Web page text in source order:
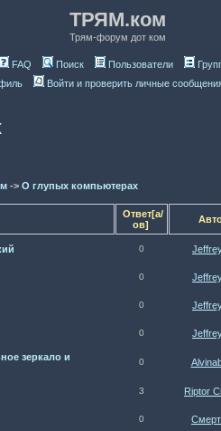
ТРЯМ.ком
Трям-форум дот ком
FAQ Поиск Пользователи
Войти и проверить личные
-> О глупых компьютерах
Ответ[а/
ов]
0
0
0
0
зеркало и
0
3 Riptor
0